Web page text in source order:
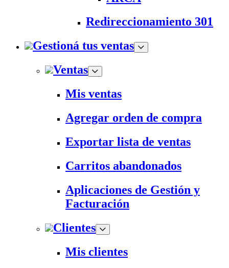
Redireccionamiento 301
Gestioná tus ventas
Ventas
Mis ventas
Agregar orden de compra
Exportar lista de ventas
Carritos abandonados
Aplicaciones de Gestión y
Facturación
Clientes
Mis clientes